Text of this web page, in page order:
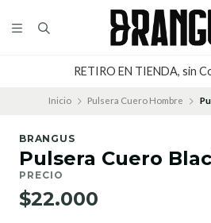
RETIRO EN TIENDA, sin
Inicio Pulsera Cuero Hombre
BRANGUS
Pulsera Cuero
PRECIO
$22.000